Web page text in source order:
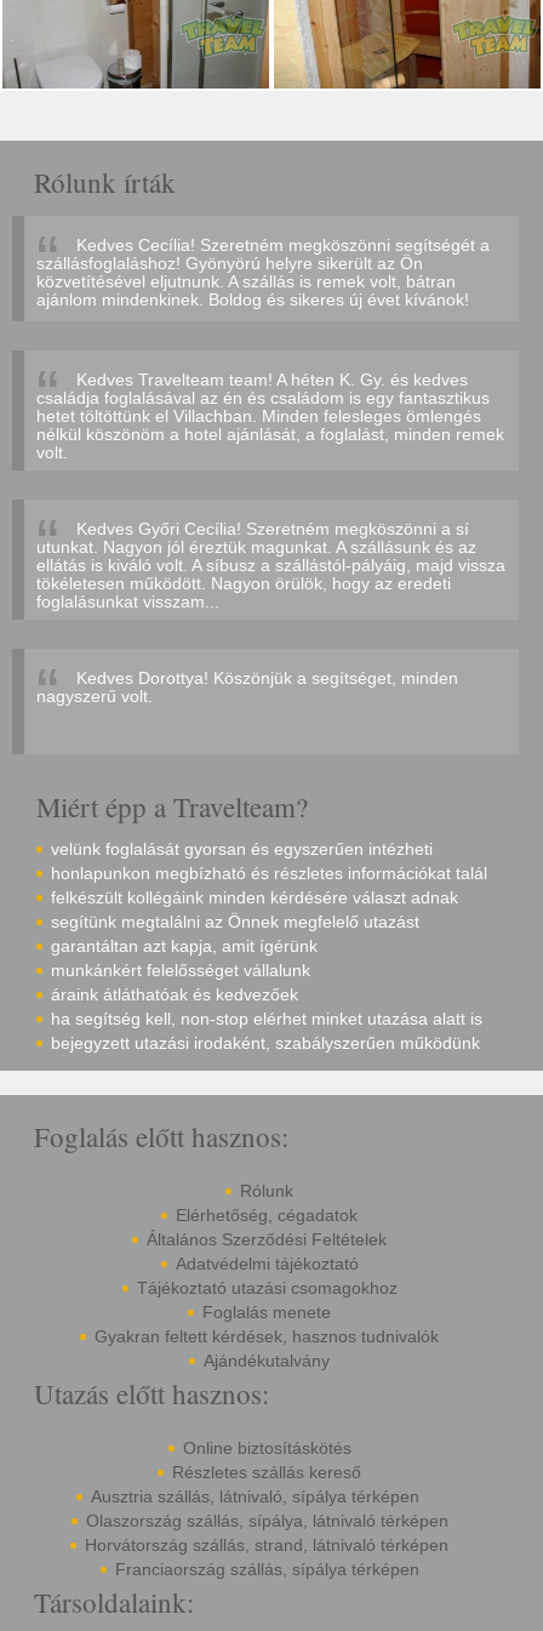
Rólunk írták
Kedves Cecília! Szeretném megköszönni segítségét a
szállásfoglaláshoz! Gyönyörú helyre sikerült az Ön
közvetítésével eljutnunk. A szállás is remek volt, bátran
ajánlom mindenkinek. Boldog és sikeres új évet kívánok!
Kedves Travelteam team! A héten K. Gy. és kedves
családja foglalásával az én és családom is egy fantasztikus
hetet töltöttünk el Villachban. Minden felesleges ömlengés
nélkül köszönöm a hotel ajánlását, a foglalást, minden remek
volt.
Kedves Győri Cecília! Szeretném megköszönni a sí
utunkat. Nagyon jól éreztük magunkat. A szállásunk és az
ellátás is kiváló volt. A síbusz a szállástól-pályáig, majd vissza
tökéletesen működött. Nagyon örülök, hogy az eredeti
foglalásunkat visszam...
Kedves Dorottya! Köszönjük a segítséget, minden
nagyszerű volt.
Miért épp a Travelteam?
velünk foglalását gyorsan és egyszerűen intézheti
honlapunkon megbízható és részletes információkat talál
felkészült kollégáink minden kérdésére választ adnak
segítünk megtalálni az Önnek megfelelő utazást
garantáltan azt kapja, amit ígérünk
munkánkért felelősséget vállalunk
áraink átláthatóak és kedvezőek
ha segítség kell, non-stop elérhet minket utazása alatt is
bejegyzett utazási irodaként, szabályszerűen működünk
Foglalás előtt hasznos:
Rólunk
Elérhetőség, cégadatok
Általános Szerződési Feltételek
Adatvédelmi tájékoztató
Tájékoztató utazási csomagokhoz
Foglalás menete
Gyakran feltett kérdések, hasznos tudnivalók
Ajándékutalvány
Utazás előtt hasznos:
Online biztosításkötés
Részletes szállás kereső
Ausztria szállás, látnivaló, sípálya térképen
Olaszország szállás, sípálya, látnivaló térképen
Horvátország szállás, strand, látnivaló térképen
Franciaország szállás, sípálya térképen
Társoldalaink: